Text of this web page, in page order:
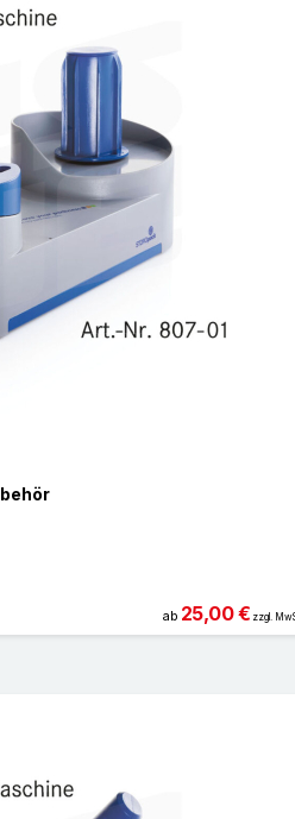
ab 25,00 € zzgl.